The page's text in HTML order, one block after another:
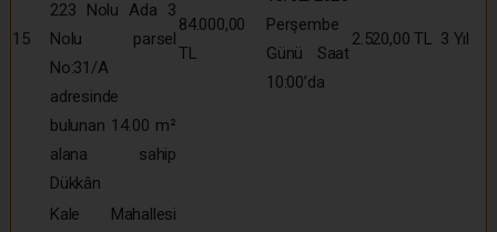
15
223 Nolu Ada 3
Nolu parsel
No:31/A
adresinde
bulunan 14.00 m²
alana sahip
Dükkân
84.000,00
TL
Perşembe
Günü Saat
10:00’da
2.520,00 TL 3 Yıl
Kale Mahallesi